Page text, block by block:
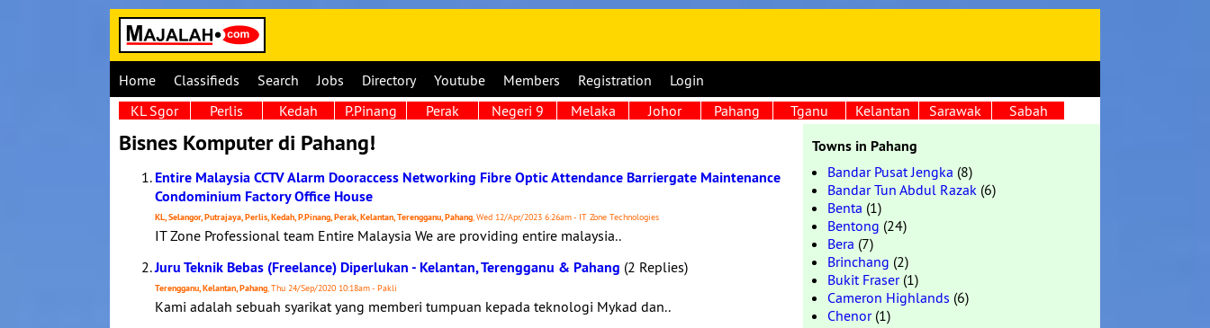
Home Classifieds Search Jobs Directory Youtube Members Registration
Login
KL Sgor
Perlis Kedah P.Pinang Perak Negeri 9 Melaka Johor Pahang Tganu Kelantan Sarawak Sabah
Bisnes Komputer di Pahang!
Entire Malaysia CCTV Alarm Dooraccess Networking Fibre Optic Attendance Barriergate Maintenance
Condominium Factory Office House
KL, Selangor, Putrajaya, Perlis, Kedah, P.Pinang, Perak, Kelantan, Terengganu, Pahang, Wed 12/Apr/2023 6:26am - IT Zone Technologies
IT Zone Professional team Entire Malaysia We are providing entire malaysia..
Juru Teknik Bebas (Freelance) Diperlukan - Kelantan, Terengganu & Pahang (2 Replies)
Terengganu, Kelantan, Pahang, Thu 24/Sep/2020 10:18am - Pakli
Kami adalah sebuah syarikat yang memberi tumpuan kepada teknologi Mykad dan..
Towns in Pahang
Bandar Pusat Jengka (8)
Bandar Tun Abdul Razak (6)
Benta (1)
Bentong (24)
Bera (7)
Brinchang (2)
Bukit Fraser(1)
Cameron Highlands (6)
Chenor(1)